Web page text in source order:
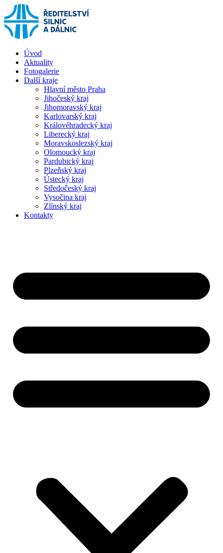
Úvod
Aktuality
Fotogalerie
Další kraje
Hlavní město Praha
Jihočeský kraj
Jihomoravský kraj
Karlovarský kraj
Královéhradecký kraj
Liberecký kraj
Moravskoslezský kraj
Olomoucký kraj
Pardubický kraj
Plzeňský kraj
Ústecký kraj
Středočeský kraj
Vysočina kraj
Zlínský kraj
Kontakty